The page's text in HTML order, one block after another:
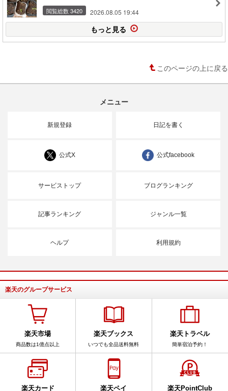
閲覧総数 3420 2026.08.05 19:44
もっと見る
このページの上に戻る
メニュー
新規登録 日記を書く
公式X 公式facebook
サービストップ ブログランキング
記事ランキング ジャンル一覧
ヘルプ 利用規約
楽天のグループサービス
楽天市場
商品数は1億点以上
楽天ブックス
いつでも全品送料無料
楽天トラベル
簡単宿泊予約！
楽天カード 楽天ペイ 楽天PointClub